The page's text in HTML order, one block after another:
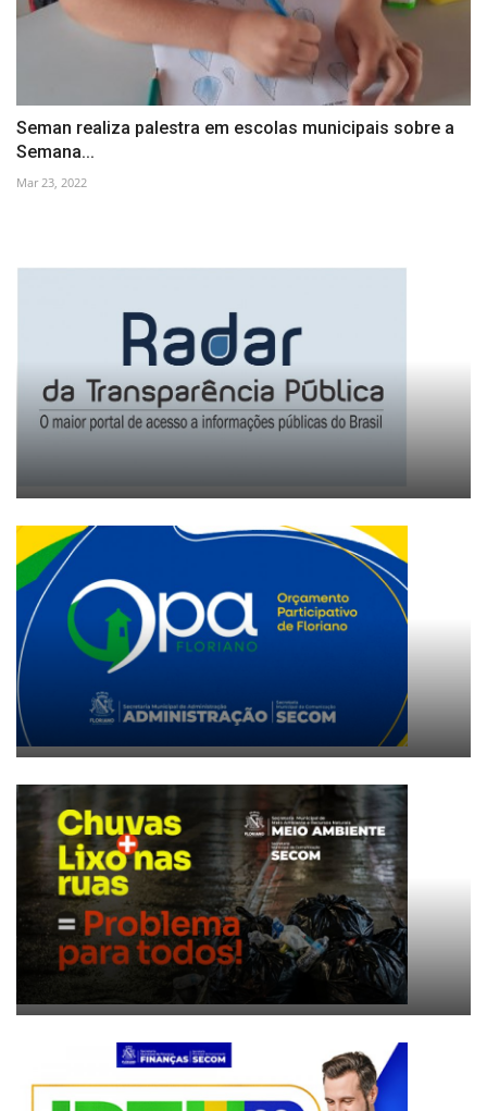
Seman realiza palestra em escolas municipais sobre a
Semana...
Mar 23, 2022